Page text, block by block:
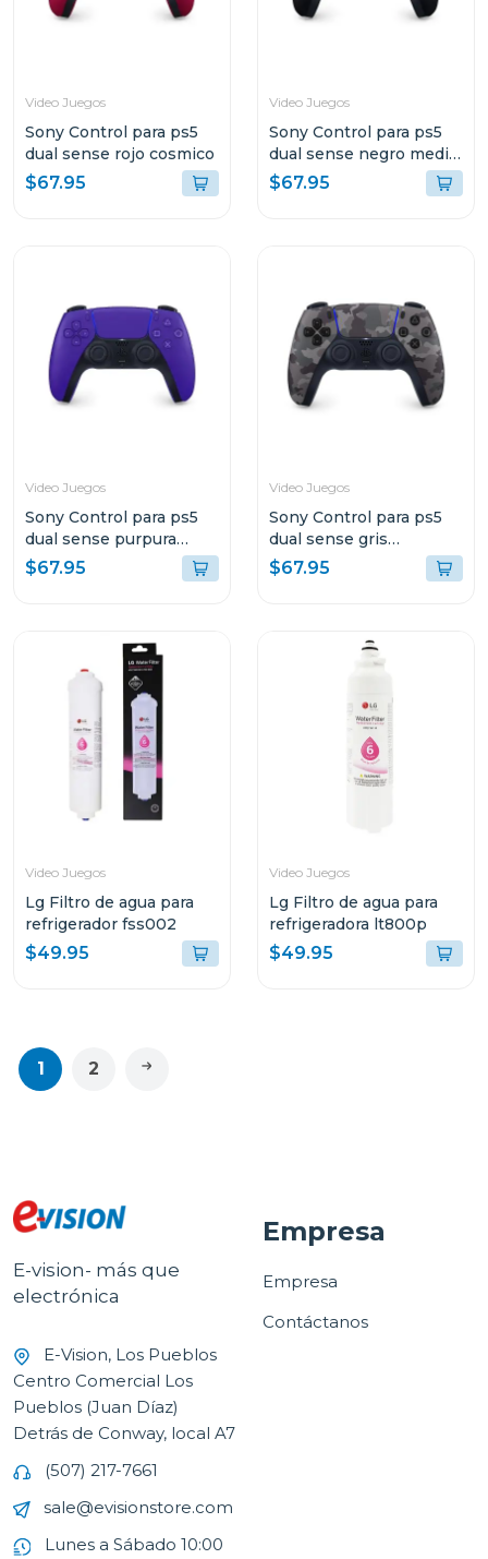
Video Juegos
Sony Control para ps5
dual sense rojo cosmico
$67.95
Video Juegos
Sony Control para ps5
dual sense negro media
noche
$67.95
Video Juegos
Sony Control para ps5
dual sense purpura
galactico
$67.95
Video Juegos
Sony Control para ps5
dual sense gris
camuflaje
$67.95
Video Juegos
Lg Filtro de agua para
refrigerador fss002
$49.95
Video Juegos
Lg Filtro de agua para
refrigeradora lt800p
$49.95
1 2
E-vision- más que
electrónica
E-Vision, Los Pueblos
Centro Comercial Los
Pueblos (Juan Díaz)
Detrás de Conway, local A7
(507) 217-7661
sale@evisionstore.com
Lunes a Sábado 10:00
Empresa
Empresa
Contáctanos